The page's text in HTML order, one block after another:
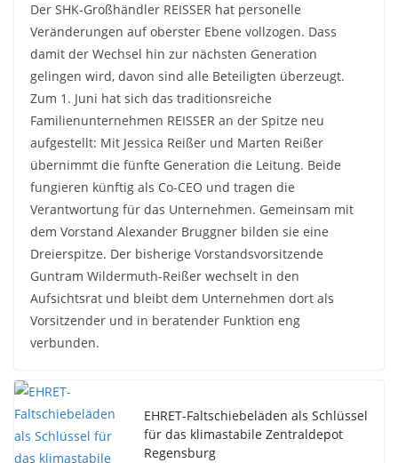
Der SHK-Großhändler REISSER hat personelle
Veränderungen auf oberster Ebene vollzogen. Dass
damit der Wechsel hin zur nächsten Generation
gelingen wird, davon sind alle Beteiligten überzeugt.
Zum 1. Juni hat sich das traditionsreiche
Familienunternehmen REISSER an der Spitze neu
aufgestellt: Mit Jessica Reißer und Marten Reißer
übernimmt die fünfte Generation die Leitung. Beide
fungieren künftig als Co-CEO und tragen die
Verantwortung für das Unternehmen. Gemeinsam mit
dem Vorstand Alexander Bruggner bilden sie eine
Dreierspitze. Der bisherige Vorstandsvorsitzende
Guntram Wildermuth-Reißer wechselt in den
Aufsichtsrat und bleibt dem Unternehmen dort als
Vorsitzender und in beratender Funktion eng
verbunden.
EHRET-Faltschiebeläden als Schlüssel
für das klimastabile Zentraldepot
Regensburg